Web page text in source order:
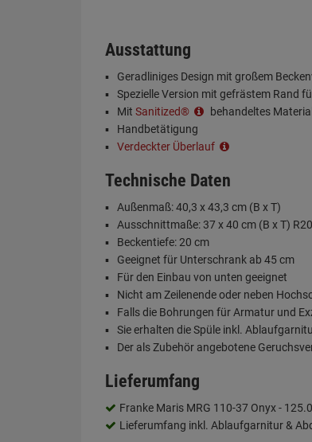
Ausstattung
Geradliniges Design mit großem
Spezielle Version mit gefrästem Rand
Mit Sanitized® behandeltes
Handbetätigung
Verdeckter Überlauf
Technische Daten
Außenmaß: 40,3 x 43,3 cm (B x T)
Ausschnittmaße: 37 x 40 cm (B x T) R20
Beckentiefe: 20 cm
Geeignet für Unterschrank ab 45 cm
Für den Einbau von unten geeignet
Nicht am Zeilenende oder neben
Falls die Bohrungen für Armatur und
Sie erhalten die Spüle inkl.
Der als Zubehör angebotene
Lieferumfang
Franke Maris MRG 110-37 Onyx -
Lieferumfang inkl. Ablaufgarnitur &